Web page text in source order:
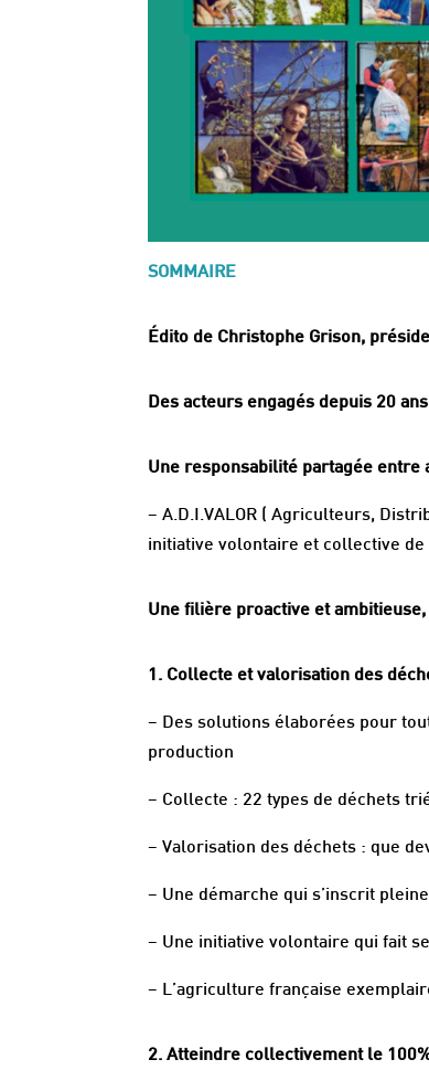
SOMMAIRE
Édito de Christophe Grison,
Des acteurs engagés depuis 20
Une responsabilité partagée
– A.D.I.VALOR ( Agriculteurs,
initiative volontaire et collective
Une filière proactive et
1. Collecte et valorisation des
– Des solutions élaborées pour
production
– Collecte : 22 types de déchets
– Valorisation des déchets : que
– Une démarche qui s’inscrit
– Une initiative volontaire qui fait
– L’agriculture française
2. Atteindre collectivement le